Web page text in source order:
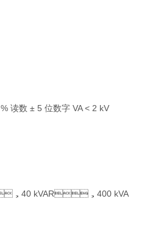
读数 ± 5 位数字 VA < 2 kV
，40 kVAR，400 kVA